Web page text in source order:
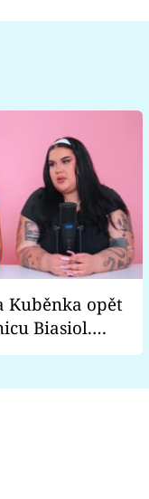
Kuběnka opět
Biasiol.
falešná a